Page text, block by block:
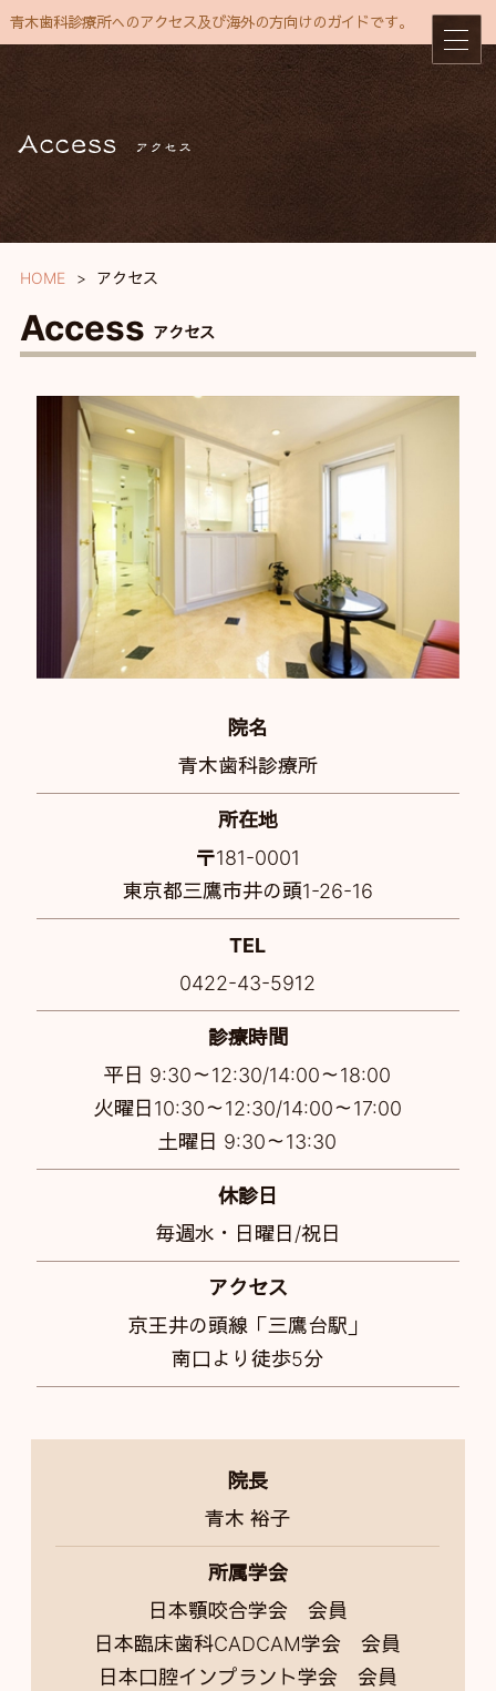
青木歯科診療所へのアクセス及び海外の方向けのガイドです。
HOME アクセス
Access アクセス
院名
青木歯科診療所
所在地
〒181-0001
東京都三鷹市井の頭1-26-16
TEL
0422-43-5912
診療時間
平日 9:30～12:30/14:00～18:00
火曜日10:30～12:30/14:00～17:00
土曜日 9:30～13:30
休診日
毎週水・日曜日/祝日
アクセス
京王井の頭線「三鷹台駅」
南口より徒歩5分
院長
青木 裕子
所属学会
日本顎咬合学会 会員
日本臨床歯科CADCAM学会 会員
日本口腔インプラント学会 会員